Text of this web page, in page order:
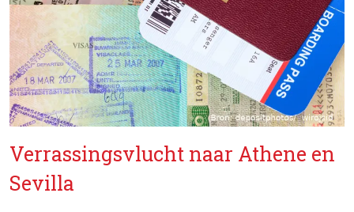
Verrassingsvlucht naar Athene en
Sevilla